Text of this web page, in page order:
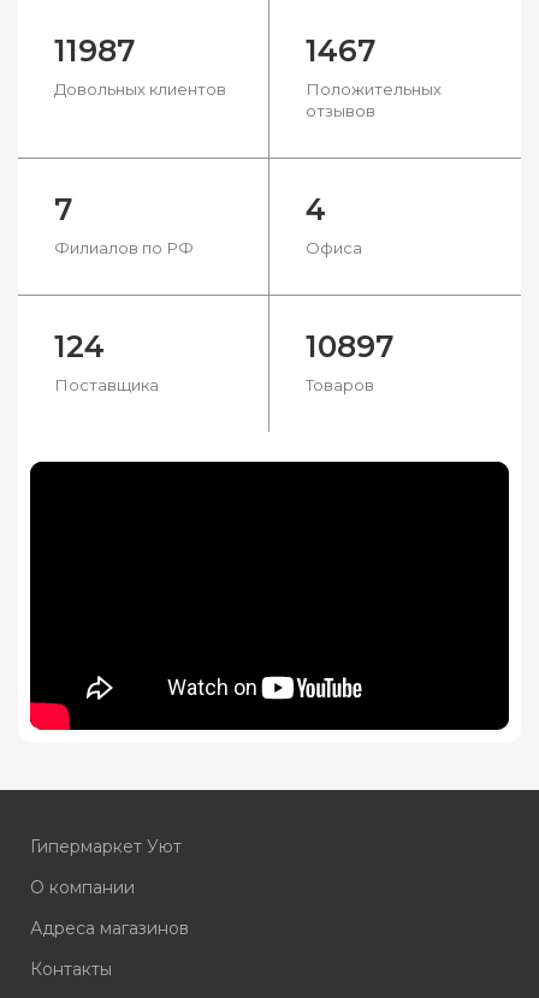
11987
Довольных клиентов
1467
Положительных
отзывов
7
Филиалов по РФ
4
Офиса
124
Поставщика
10897
Товаров
Гипермаркет Уют
О компании
Адреса магазинов
Контакты